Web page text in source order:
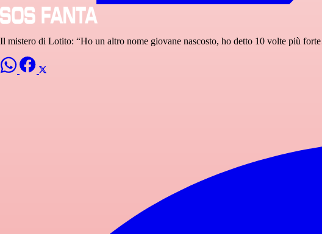
Il mistero di Lotito: “Ho un altro nome giovane nascosto, ho detto 10 volte più